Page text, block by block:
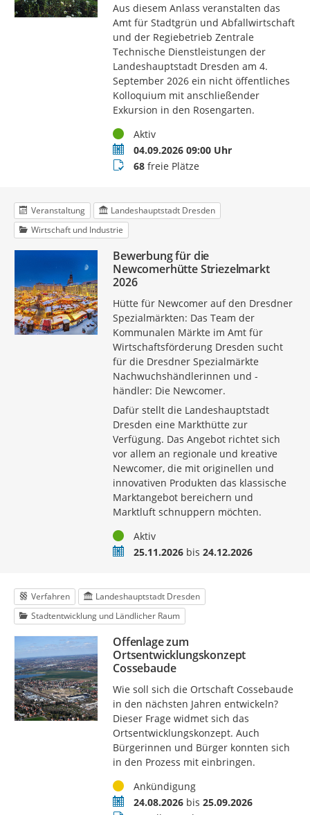
Aus diesem Anlass veranstalten das
Amt für Stadtgrün und Abfallwirtschaft
und der Regiebetrieb Zentrale
Technische Dienstleistungen der
Landeshauptstadt Dresden am 4.
September 2026 ein nicht öffentliches
Kolloquium mit anschließender
Exkursion in den Rosengarten.
StatusAktiv
Termin04.09.2026 09:00 Uhr
Buchungsstatus
68freie Plätze
Veranstaltung
Landeshauptstadt Dresden
Wirtschaft und Industrie
Bewerbung für die
Newcomerhütte Striezelmarkt
2026
Hütte für Newcomer auf den Dresdner
Spezialmärkten: Das Team der
Kommunalen Märkte im Amt für
Wirtschaftsförderung Dresden sucht
für die Dresdner Spezialmärkte
Nachwuchshändlerinnen und -
händler: Die Newcomer.
Dafür stellt die Landeshauptstadt
Dresden eine Markthütte zur
Verfügung. Das Angebot richtet sich
vor allem an regionale und kreative
Newcomer, die mit originellen und
innovativen Produkten das klassische
Marktangebot bereichern und
Marktluft schnuppern möchten.
StatusAktiv
Termin25.11.2026bis 24.12.2026
Verfahren
Landeshauptstadt Dresden
Stadtentwicklung und Ländlicher Raum
Offenlage zum
Ortsentwicklungskonzept
Cossebaude
Wie soll sich die Ortschaft Cossebaude
in den nächsten Jahren entwickeln?
Dieser Frage widmet sich das
Ortsentwicklungskonzept. Auch
Bürgerinnen und Bürger konnten sich
in den Prozess mit einbringen.
StatusAnkündigung
Zeitraum24.08.2026bis 25.09.2026